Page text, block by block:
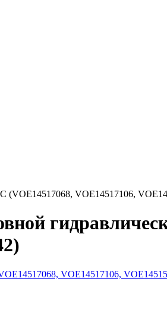
(VOE14517068, VOE14517106,